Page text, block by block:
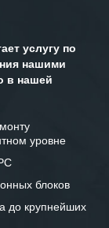
сложных
долгих
услугу по
нашими
в нашей
уровне
блоков
до крупнейших